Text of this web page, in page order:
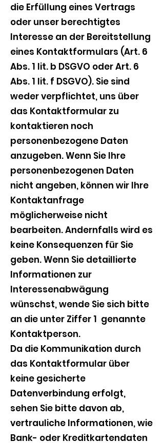
die Erfüllung eines Vertrags
oder unser berechtigtes
Interesse an der Bereitstellung
eines Kontaktformulars (Art. 6
Abs. 1 lit. b DSGVO oder Art. 6
Abs. 1 lit. f DSGVO). Sie sind
weder verpflichtet, uns über
das Kontaktformular zu
kontaktieren noch
personenbezogene Daten
anzugeben. Wenn Sie Ihre
personenbezogenen Daten
nicht angeben, können wir Ihre
Kontaktanfrage
möglicherweise nicht
bearbeiten. Andernfalls wird es
keine Konsequenzen für Sie
geben. Wenn Sie detaillierte
Informationen zur
Interessenabwägung
wünschst, wende Sie sich bitte
an die unter Ziffer 1 genannte
Kontaktperson.
Da die Kommunikation durch
das Kontaktformular über
keine gesicherte
Datenverbindung erfolgt,
sehen Sie bitte davon ab,
vertrauliche Informationen, wie
Bank- oder Kreditkartendaten